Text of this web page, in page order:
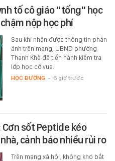
tố cô giáo "tống" học
nộp học phí
Sau khi nhận được thông tin phản
ánh trên mạng, UBND phường
Thanh Khê đã tiến hành kiểm tra
lớp học cờ vua.
HỌC ĐƯỜNG - 6 giờ trước
sốt Peptide kéo
cảnh báo nhiều rủi ro
Trên mạng xã hội, không khó bắt